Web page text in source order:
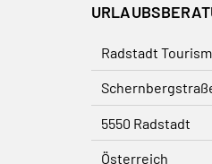
Radstadt
5550 Radstadt
Österreich